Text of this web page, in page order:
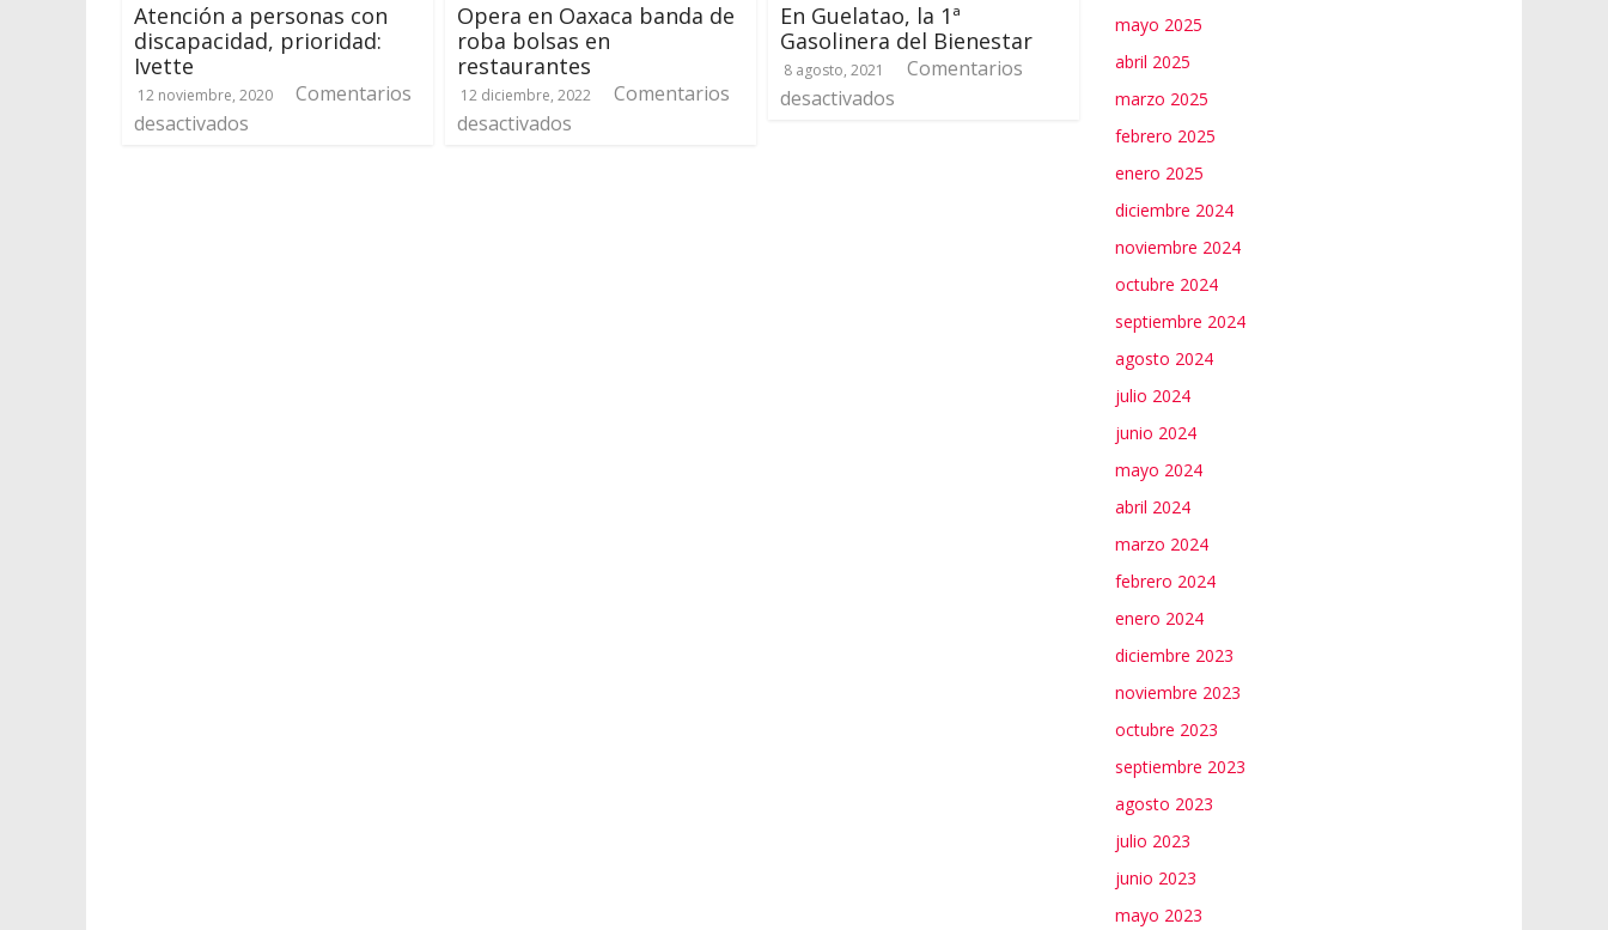
Atención a personas con
discapacidad, prioridad:
Ivette
12 noviembre, 2020
Comentarios
desactivados
Opera en Oaxaca banda de
roba bolsas en
restaurantes
12 diciembre, 2022
Comentarios
desactivados
En Guelatao, la 1ª
Gasolinera del Bienestar
8 agosto, 2021
Comentarios
desactivados
mayo 2025
abril 2025
marzo 2025
febrero 2025
enero 2025
diciembre 2024
noviembre 2024
octubre 2024
septiembre 2024
agosto 2024
julio 2024
junio 2024
mayo 2024
abril 2024
marzo 2024
febrero 2024
enero 2024
diciembre 2023
noviembre 2023
octubre 2023
septiembre 2023
agosto 2023
julio 2023
junio 2023
mayo 2023